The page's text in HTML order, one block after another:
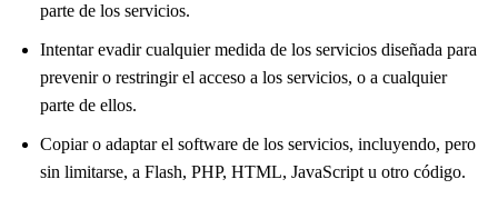
parte de los servicios.
Intentar evadir cualquier medida de los servicios diseñada para
prevenir o restringir el acceso a los servicios, o a cualquier
parte de ellos.
Copiar o adaptar el software de los servicios, incluyendo, pero
sin limitarse, a Flash, PHP, HTML, JavaScript u otro código.